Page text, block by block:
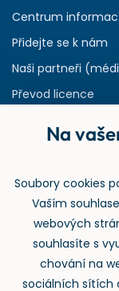
Centrum
Přidejte se k nám
Naši partneři
Převod licence
Rejstřík
Zpětný odběr
Na
Soubory cookies
Vaším
webových
souhlasíte s
chování na
sociálních sítích